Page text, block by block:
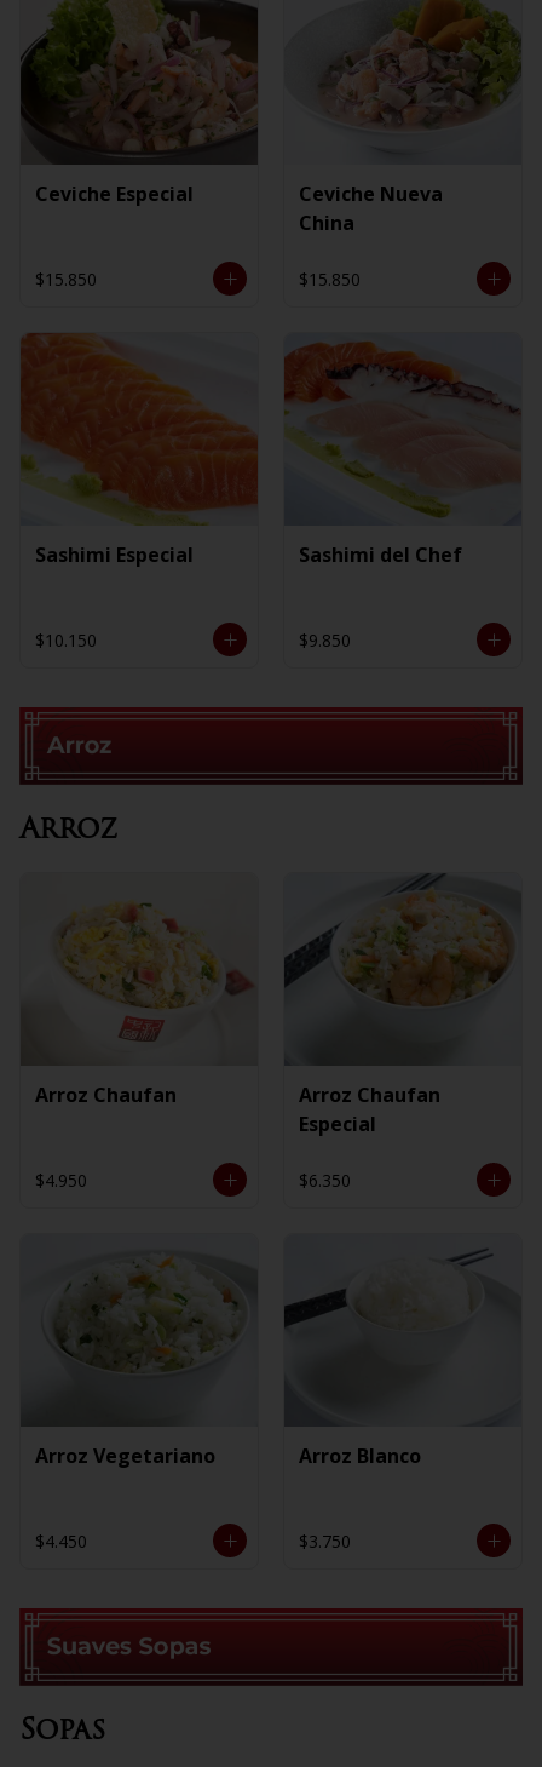
Ceviche Especial
$15.850
Ceviche Nueva
China
$15.850
Sashimi Especial
$10.150
Sashimi del Chef
$9.850
Arroz
Arroz Chaufan
$4.950
Arroz Chaufan
Especial
$6.350
Arroz Vegetariano
$4.450
Arroz Blanco
$3.750
Sopas